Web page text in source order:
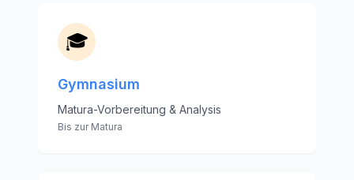
🎓
Gymnasium
Matura-Vorbereitung & Analysis
Bis zur Matura